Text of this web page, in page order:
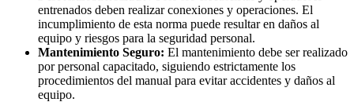
entrenados deben realizar conexiones y operaciones. El
incumplimiento de esta norma puede resultar en daños al
equipo y riesgos para la seguridad personal.
Mantenimiento Seguro: El mantenimiento debe ser realizado
por personal capacitado, siguiendo estrictamente los
procedimientos del manual para evitar accidentes y daños al
equipo.